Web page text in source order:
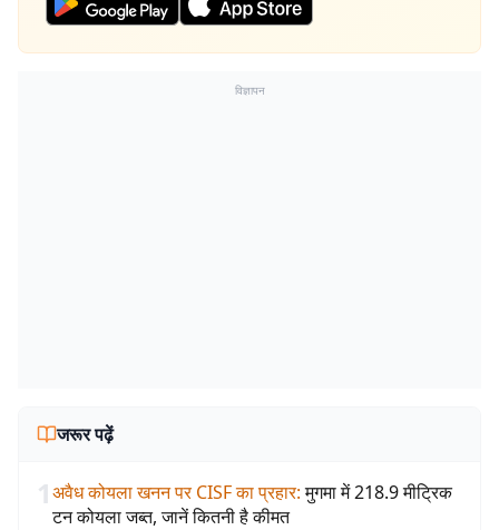
विज्ञापन
जरूर पढ़ें
1अवैध कोयला खनन पर CISF का प्रहार: मुगमा में 218.9 मीट्रिक
टन कोयला जब्त, जानें कितनी है कीमत